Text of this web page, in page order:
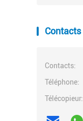
Contacts
Contacts:
Téléphone:
Télécopieur: